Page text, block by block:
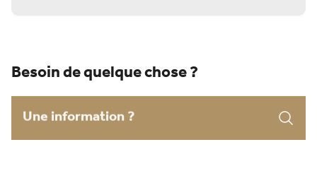
Besoin de quelque chose ?
Search for: